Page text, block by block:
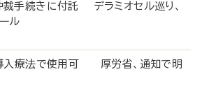
裁手続きに付託 デラミオセル巡り、
ル
入療法で使用可 厚労省、通知で明